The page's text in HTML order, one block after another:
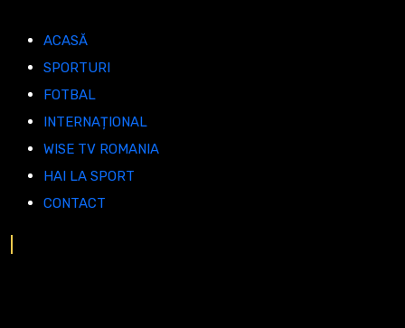
ACASĂ
SPORTURI
FOTBAL
INTERNAȚIONAL
WISE TV ROMANIA
HAI LA SPORT
CONTACT